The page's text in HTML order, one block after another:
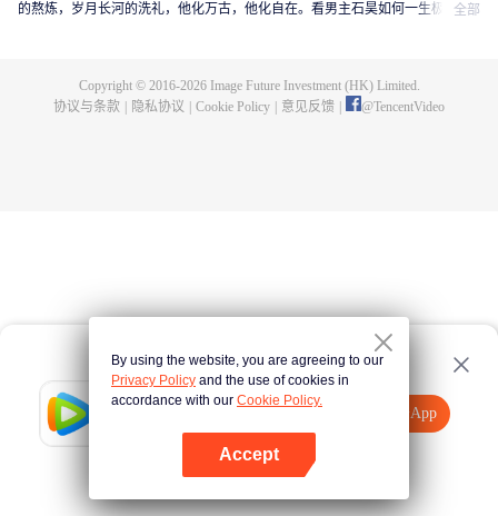
Tencent Video
打开App
点击此处
的熬炼，岁月长河的洗礼，他化万古，他化自在。看男主石昊如何一生极致辉
全部
Copyright © 2016-2026Image Future Investment (HK) Limited.
协议与条款
隐私协议 Cookie Policy 意见反馈 @TencentVideo
By using the website, you are agreeing to our
Privacy Policy and the use of cookies in
accordance with our Cookie Policy.
Accept